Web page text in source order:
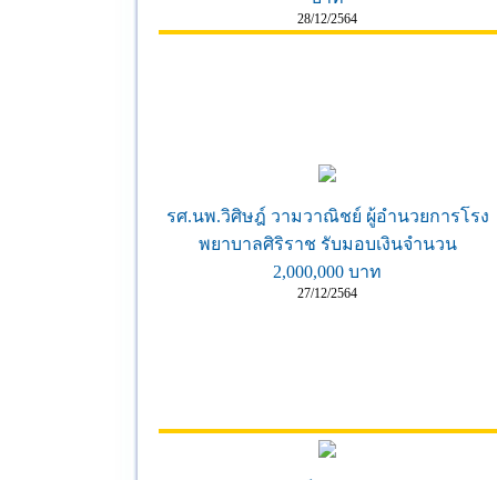
28/12/2564
รศ.นพ.วิศิษฎ์ วามวาณิชย์ ผู้อำนวยการโรง
พยาบาลศิริราช รับมอบเงินจำนวน
2,000,000 บาท
27/12/2564